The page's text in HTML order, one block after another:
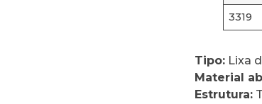
3319
Tipo: Lixa
Material
Estrutura: